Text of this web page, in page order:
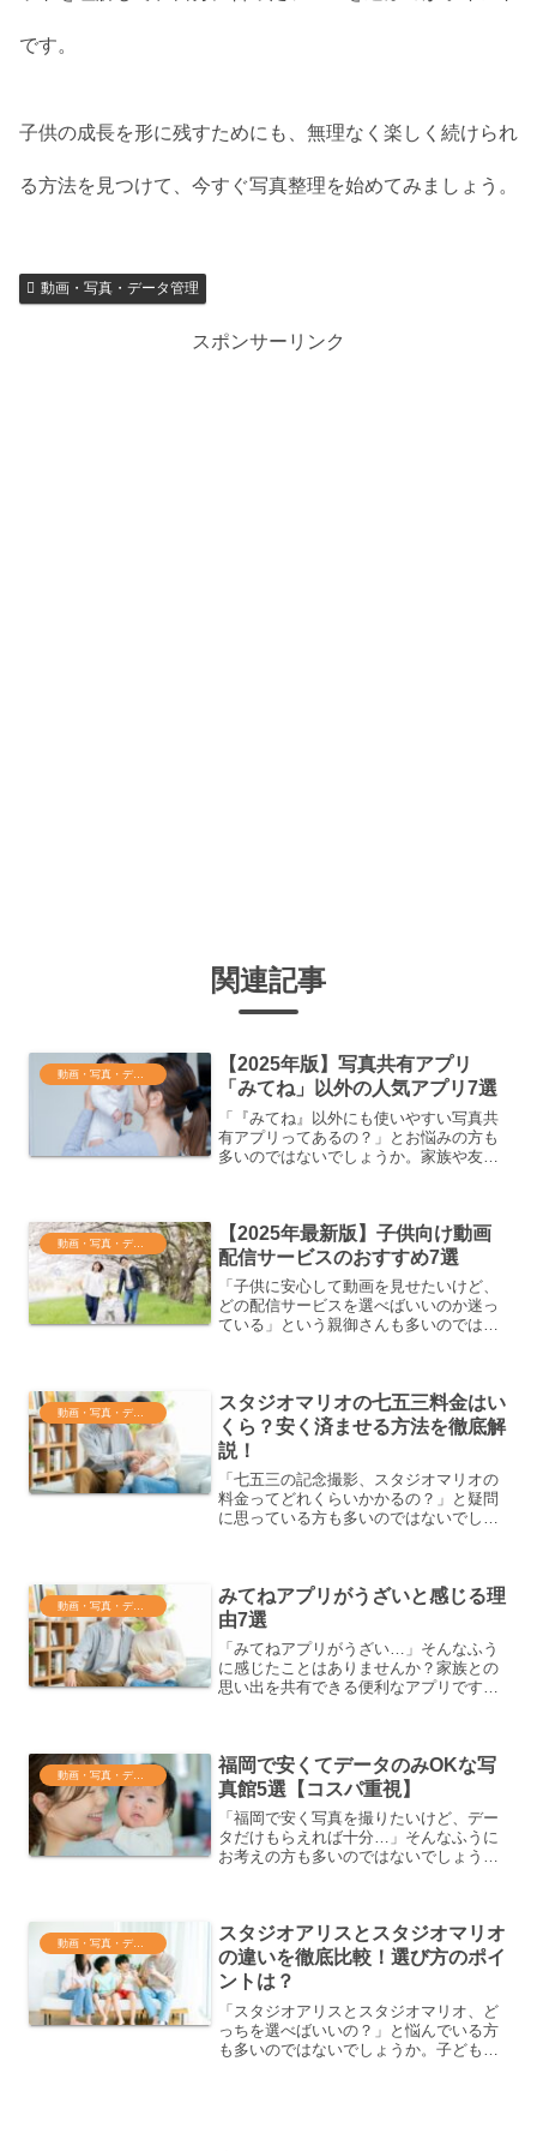
です。
子供の成長を形に残すためにも、無理なく楽しく続けられ
る方法を見つけて、今すぐ写真整理を始めてみましょう。
動画・写真・データ管理
スポンサーリンク
関連記事
動画・写真・データ管理
【2025年版】写真共有アプリ
「みてね」以外の人気アプリ7選
「『みてね』以外にも使いやすい写真共
有アプリってあるの？」とお悩みの方も
多いのではないでしょうか。家族や友人
外の人気写真共有アプリ7...
【2025年最新版】子供向け動画
配信サービスのおすすめ7選
「子供に安心して動画を見せたいけど、
どの配信サービスを選べばいいのか迷っ
ている」という親御さんも多いのではな
ま。この記事では、2025...
スタジオマリオの七五三料金はい
くら？安く済ませる方法を徹底解
説！
「七五三の記念撮影、スタジオマリオの
料金ってどれくらいかかるの？」と疑問
に思っている方も多いのではないでしょ
とも。本記事では、スタジ...
みてねアプリがうざいと感じる理
由7選
「みてねアプリがうざい…」そんなふう
に感じたことはありませんか？家族との
思い出を共有できる便利なアプリです
シャーを感じる方も少なくあ...
福岡で安くてデータのみOKな写
真館5選【コスパ重視】
「福岡で安く写真を撮りたいけど、デー
タだけもらえれば十分…」そんなふうに
お考えの方も多いのではないでしょう
ても魅力的です。この記事で...
動画・写真・データ管理
スタジオアリスとスタジオマリオ
の違いを徹底比較！選び方のポイ
ントは？
「スタジオアリスとスタジオマリオ、ど
っちを選べばいいの？」と悩んでいる方
も多いのではないでしょうか。子どもの